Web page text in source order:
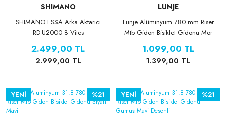
SHIMANO
SHIMANO ESSA Arka Aktarıcı
RD-U2000 8 Vites
2.499,00 TL
2.999,00 TL
LUNJE
Lunje Alüminyum 780 mm Riser
Mtb Gidon Bisiklet Gidonu Mor
1.099,00 TL
1.399,00 TL
%21
YENİ %21
YENİ